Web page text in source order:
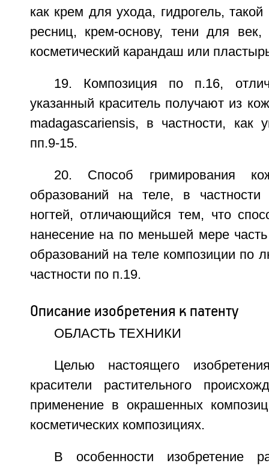
как крем для ухода, гидрогель,
ресниц, крем-основу, тени для
косметический карандаш или
19. Композиция по п.16,
указанный краситель получают из
madagascariensis, в частности, как
пп.9-15.
20. Способ гримирования
образований на теле, в
ногтей, отличающийся тем, что
нанесение на по меньшей мере
образований на теле композиции по
частности по п.19.
Описание изобретения к патенту
ОБЛАСТЬ ТЕХНИКИ
Целью настоящего
красители растительного
применение в окрашенных
косметических композициях.
В особенности изобретение